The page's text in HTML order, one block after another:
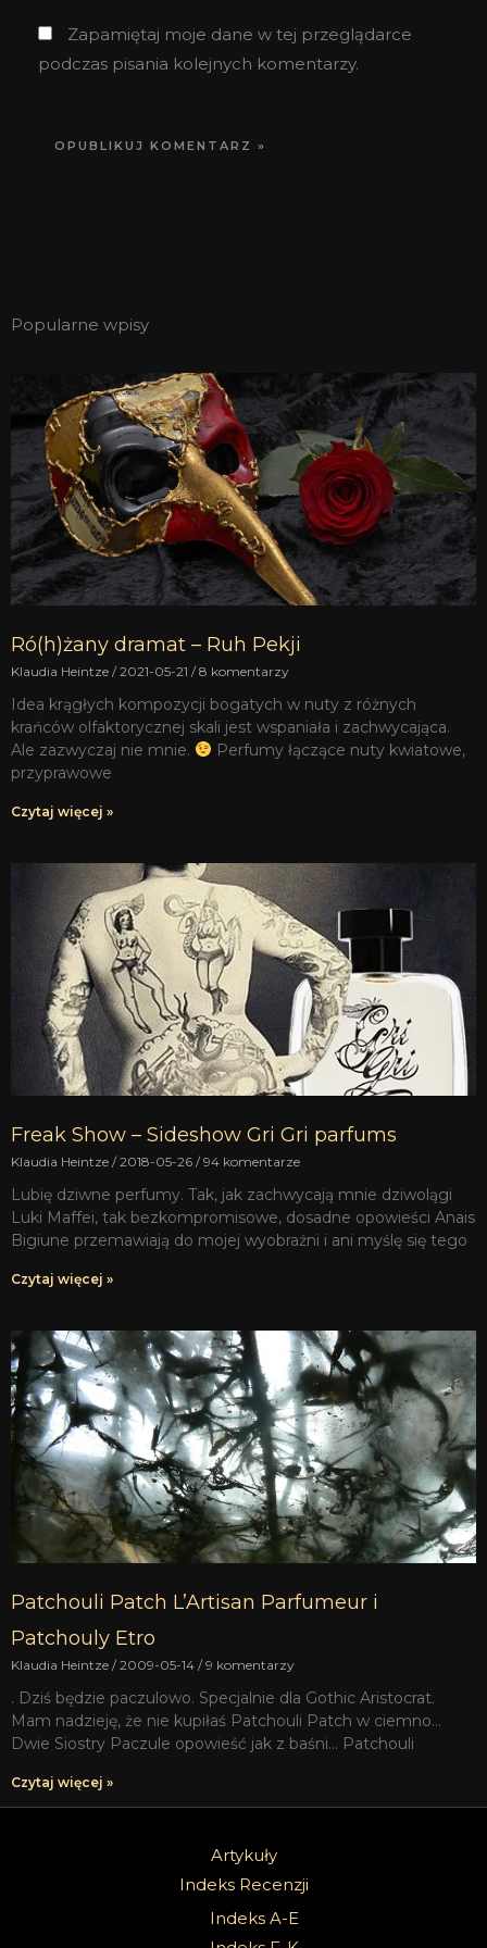
Zapamiętaj moje dane w tej przeglądarce
podczas pisania kolejnych komentarzy.
Popularne wpisy
Ró(h)żany dramat – Ruh Pekji
Klaudia Heintze 2021-05-21 8 komentarzy
Idea krągłych kompozycji bogatych w nuty z różnych
krańców olfaktorycznej skali jest wspaniała i zachwycająca.
Ale zazwyczaj nie mnie.
Perfumy łączące nuty kwiatowe,
przyprawowe
Czytaj więcej »
Freak Show – Sideshow Gri Gri parfums
Klaudia Heintze 2018-05-26 94 komentarze
Lubię dziwne perfumy. Tak, jak zachwycają mnie dziwolągi
Luki Maffei, tak bezkompromisowe, dosadne opowieści Anais
Bigiune przemawiają do mojej wyobraźni i ani myślę się tego
Czytaj więcej »
Patchouli Patch L’Artisan Parfumeur i
Patchouly Etro
Klaudia Heintze 2009-05-14 9 komentarzy
. Dziś będzie paczulowo. Specjalnie dla Gothic Aristocrat.
Mam nadzieję, że nie kupiłaś Patchouli Patch w ciemno…
Dwie Siostry Paczule opowieść jak z baśni… Patchouli
Czytaj więcej »
Artykuły
Indeks Recenzji
Indeks A-E